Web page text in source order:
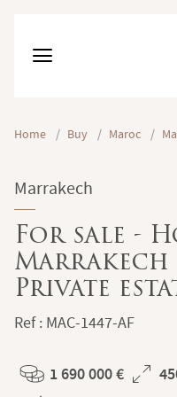
Home / Buy / Maroc /
Marrakech
For sale -
Marrakech
Private
Ref : MAC-1447-AF
Price
1 690 000 €
Total